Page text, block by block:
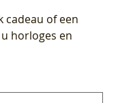
cadeau of een
horloges en